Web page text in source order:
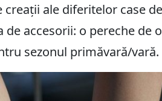
ale diferitelor case
accesorii: o pereche de
sezonul primăvară/vară.